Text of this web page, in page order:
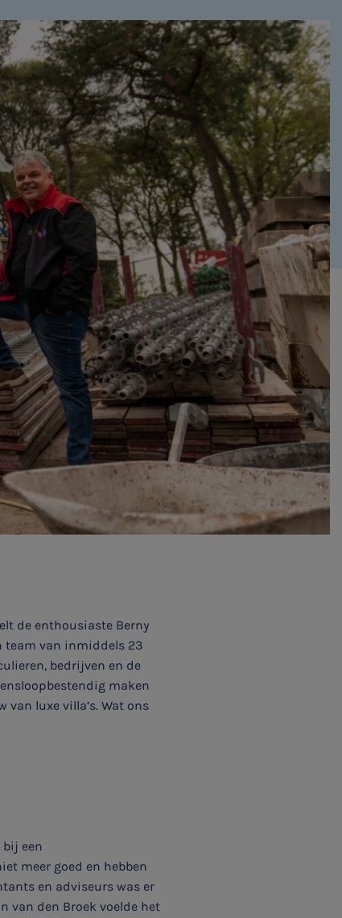
de enthousiaste Berny
team van inmiddels 23
bedrijven en de
maken
luxe villa’s. Wat ons
bij een
meer goed en hebben
en adviseurs was er
van den Broek voelde het